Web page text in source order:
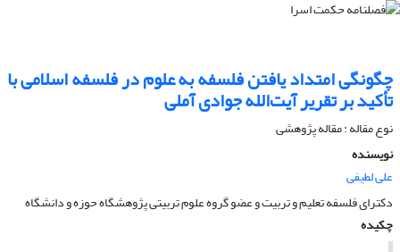
چگونگی امتداد یافتن فلسفه به علوم در فلسفه اسلامی با
تأکید بر تقریر آیت‌الله جوادی آملی
نوع مقاله : مقاله پژوهشی
نویسنده
علی لطیفی
دکترای فلسفه تعلیم و تربیت و عضو گروه علوم تربیتی پژوهشگاه حوزه و دانشگاه
چکیده